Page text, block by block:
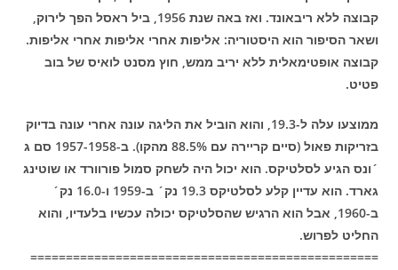
קבוצה ללא ריבאונד. ואז באה שנת 1956, ביל ראסל הפך לירוק,
ושאר הסיפור הוא היסטוריה: אליפות אחרי אליפות אחרי אליפות.
קבוצה אופטימאלית ללא יריב ממש, חוץ מסנט לואיס של בוב
פטיט.
ממוצעו עלה ל-19.3, והוא הוביל את הליגה עונה אחרי עונה בדיוק
בזריקות פאול (סיים קריירה עם 88.5% מהקו). ב-1957-1958 סם ג
´ונס הגיע לסלטיקס. הוא יכול היה לשחק סמול פורוורד או שוטינג
גארד. הוא עדיין קלע לסלטיקס 19.3 נק´ ב-1959 ו-16.0 נק´
ב-1960, אבל הוא הרגיש שהסלטיקס יכולה עכשיו בלעדיו, והוא
החליט לפרוש.
=================================================